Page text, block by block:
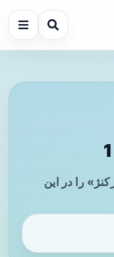
را در این